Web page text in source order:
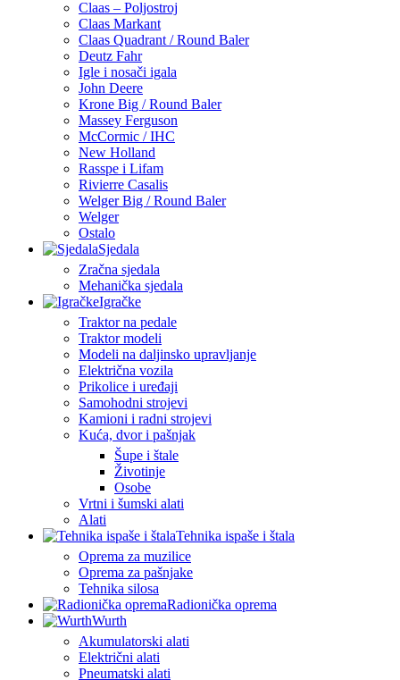
Claas – Poljostroj
Claas Markant
Claas Quadrant / Round Baler
Deutz Fahr
Igle i nosači igala
John Deere
Krone Big / Round Baler
Massey Ferguson
McCormic / IHC
New Holland
Rasspe i Lifam
Rivierre Casalis
Welger Big / Round Baler
Welger
Ostalo
Sjedala
Zračna sjedala
Mehanička sjedala
Igračke
Traktor na pedale
Traktor modeli
Modeli na daljinsko upravljanje
Električna vozila
Prikolice i uređaji
Samohodni strojevi
Kamioni i radni strojevi
Kuća, dvor i pašnjak
Šupe i štale
Životinje
Osobe
Vrtni i šumski alati
Alati
Tehnika ispaše i štala
Oprema za muzilice
Oprema za pašnjake
Tehnika silosa
Radionička oprema
Wurth
Akumulatorski alati
Električni alati
Pneumatski alati